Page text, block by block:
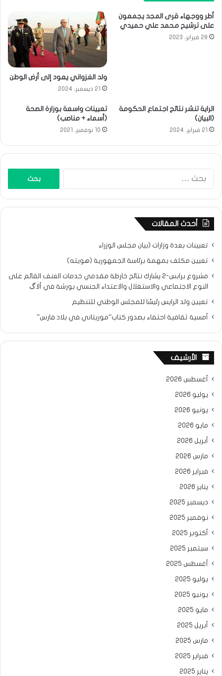
أطر ووجهاء قرى المجد يجمعون
على ترشيح محمد علي حميدي
28 فبراير، 2023
ولد الغزواني يعود إلى أرض الوطن
21 ديسمبر، 2024
الراية تنشر نتائج اجتماع الحكومة
(البيان)
21 فبراير، 2024
تعيينات واسعة بوزارة الصحة
(أسماء + مناصب)
10 نوفمبر، 2021
أحدث المقالات
تعيينات بعدة وزارات (بيان مجلس الوزراء
تعيين مكلف بمهمة برئاسة الجمهورية (هويته)
مشروع برابس-2 يشارك نتائح خارطة مقدمي خدمات العنف القائم على
النوع الاجتماعي والاستغلال والاعتداء الجنسي بورشة في ألاگ
تعيين ولد الرايس رئيسًا للمجلس الوطني للتنظيم
أمسية ثقافية احتفاء بصدور كتاب”موريتاني في بلاد فارس”
الأرشيف
أغسطس 2026
يوليو 2026
يونيو 2026
مايو 2026
أبريل 2026
مارس 2026
فبراير 2026
يناير 2026
ديسمبر 2025
نوفمبر 2025
أكتوبر 2025
سبتمبر 2025
أغسطس 2025
يوليو 2025
يونيو 2025
مايو 2025
أبريل 2025
مارس 2025
فبراير 2025
يناير 2025